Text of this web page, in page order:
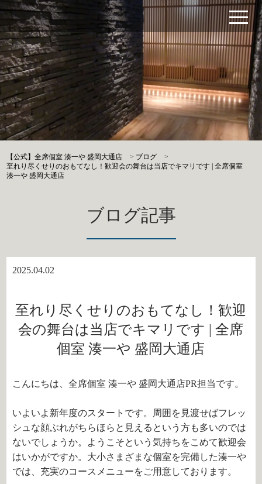
【公式】全席個室 湊一や 盛岡大通店 > ブログ
>
至れり尽くせりのおもてなし！歓迎会の舞台は当店でキマリです | 全席個室
湊一や 盛岡大通店
ブログ記事
2025.04.02
至れり尽くせりのおもてなし！歓迎
会の舞台は当店でキマリです | 全席
個室 湊一や 盛岡大通店
こんにちは、全席個室 湊一や 盛岡大通店PR担当です。
いよいよ新年度のスタートです。周囲を見渡せばフレッ
シュな顔ぶれがちらほらと見えるという方も多いのでは
ないでしょうか。ようこそという気持ちをこめて歓迎会
はいかがですか。大小さまざまな個室を完備した湊一や
では、充実のコースメニューをご用意しております。